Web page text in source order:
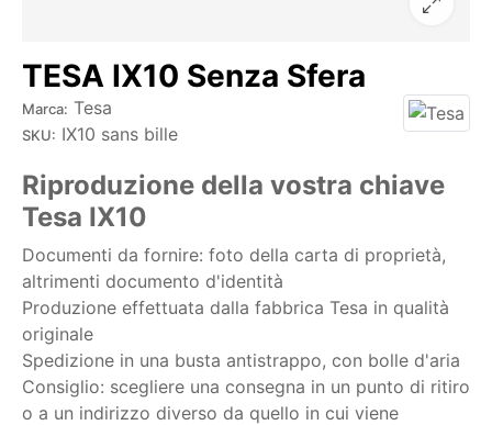
TESA IX10 Senza Sfera
Marca: Tesa
SKU: IX10 sans bille
Riproduzione della vostra chiave
Tesa IX10
Documenti da fornire: foto della carta di proprietà,
altrimenti documento d'identità
Produzione effettuata dalla fabbrica Tesa in qualità
originale
Spedizione in una busta antistrappo, con bolle d'aria
Consiglio: scegliere una consegna in un punto di ritiro
o a un indirizzo diverso da quello in cui viene